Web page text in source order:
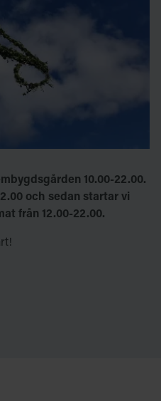
Det blir sång och dans runt
av kaffe, fika och
gräset för en härlig dag med
har öppet med
blir hungriga har
öppet hela dagen, och
10.00-22.00.
och sedan startar vi
från 12.00-22.00.